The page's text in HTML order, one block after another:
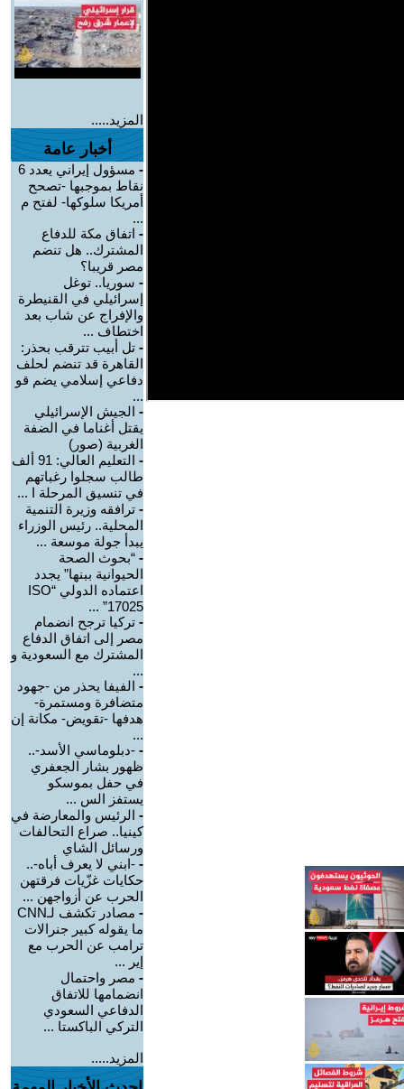
المزيد.....
أخبار عامة
-
مسؤول إيراني يعدد 6
نقاط بموجبها -تصحح
أمريكا سلوكها- لفتح م
...
- اتفاق مكة للدفاع
المشترك.. هل تنضم
مصر قريبا؟
- سوريا.. توغل
إسرائيلي في القنيطرة
والإفراج عن شاب بعد
اختطاف ...
- تل أبيب تترقب بحذر:
القاهرة قد تنضم لحلف
دفاعي إسلامي يضم قو
...
- الجيش الإسرائيلي
يقتل أغناما في الضفة
الغربية (صور)
-
التعليم العالي: 91 ألف
طالب سجلوا رغباتهم
في تنسيق المرحلة ا ...
- ترافقه وزيرة التنمية
المحلية.. رئيس الوزراء
يبدأ جولة موسعة ...
- “بحوث الصحة
الحيوانية ببنها” يجدد
اعتماده الدولي “ISO
17025” ...
- تركيا ترجح انضمام
مصر إلى اتفاق الدفاع
المشترك مع السعودية و
...
- الفيفا يحذر من -جهود
متضافرة ومستمرة-
هدفها -تقويض- مكانة إن
...
- -دبلوماسي الأسد-..
ظهور بشار الجعفري
في حفل بموسكو
يستفز الس ...
- الرئيس والمعارضة في
كينيا.. صراع التحالفات
ورسائل الشاي
- -ابني لا يعرف أباه-..
حكايات غزّيات فرقتهن
الحرب عن أزواجهن ...
-
مصادر تكشف لـCNN
ما يقوله كبير جنرالات
ترامب عن الحرب مع
إير ...
- مصر واحتمال
انضمامها للاتفاق
الدفاعي السعودي
التركي الباكستا ...
المزيد.....